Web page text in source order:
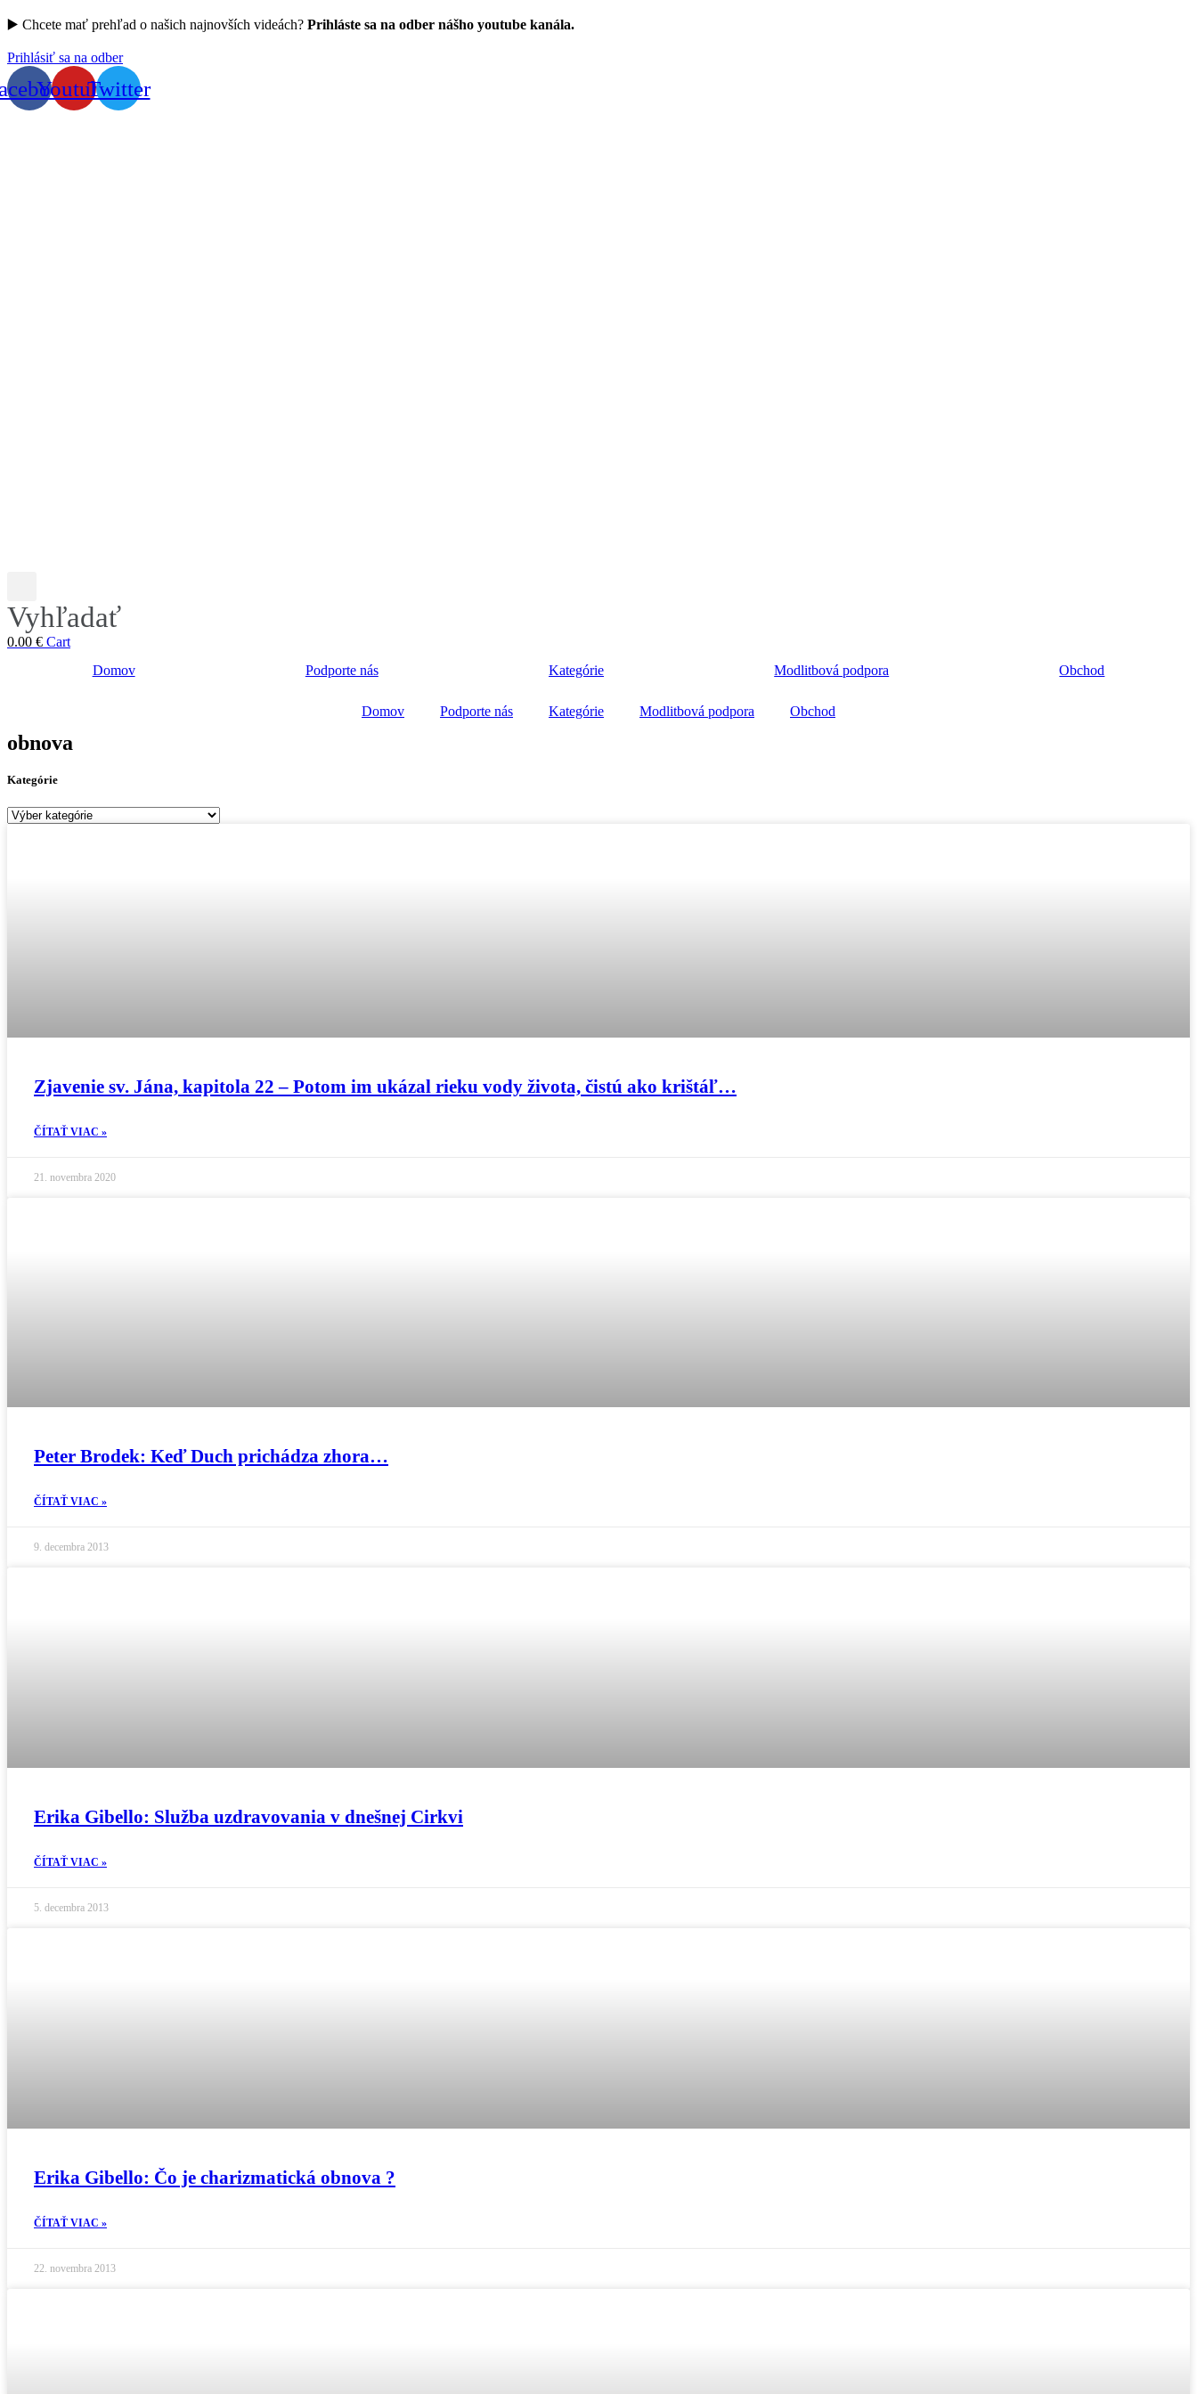
▶️ Chcete mať prehľad o našich najnovších videách? Prihláste sa na odber nášho youtube kanála.
Prihlásiť sa na odber
YoutubeTwitter
Vyhľadať
0.00 € Cart
Domov
Podporte nás Kategórie Modlitbová podpora Obchod
Domov Podporte nás Kategórie Modlitbová podpora Obchod
obnova
Kategórie
Kategórie
Zjavenie sv. Jána, kapitola 22 – Potom im ukázal rieku vody života, čistú ako krištáľ…
ČÍTAŤ VIAC »
21. novembra 2020
Peter Brodek: Keď Duch prichádza zhora…
ČÍTAŤ VIAC »
9. decembra 2013
Erika Gibello: Služba uzdravovania v dnešnej Cirkvi
ČÍTAŤ VIAC »
5. decembra 2013
Erika Gibello: Čo je charizmatická obnova ?
ČÍTAŤ VIAC »
22. novembra 2013